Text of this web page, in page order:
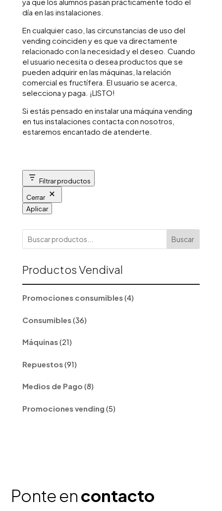
día en las instalaciones.
En cualquier caso, las circunstancias de uso del
vending coinciden y es que va directamente
relacionado con la necesidad y el deseo. Cuando
el usuario necesita o desea productos que se
pueden adquirir en las máquinas, la relación
comercial es fructífera. El usuario se acerca,
selecciona y paga. ¡LISTO!
Si estás pensado en instalar una máquina vending
en tus instalaciones contacta con nosotros,
estaremos encantado de atenderte.
Filtrar productos
Cerrar
Aplicar
Buscar
Productos Vendival
Promociones consumibles 44
productos
Consumibles 36
productos
Máquinas 2121
productos
Repuestos 91
productos
Medios de Pago 88
productos
Promociones vending 5
productos
Ponte encontacto